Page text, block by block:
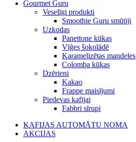
Gourmet Guru
Veselīgi produkti
Smoothie Guru smūtiji
Uzkodas
Panettone kūkas
Vīģes šokolādē
Karamelizētas mandeles
Colomba kūkas
Dzērieni
Kakao
Frappe maisījumi
Piedevas kafijai
Fabbri sīrupi
KAFIJAS AUTOMĀTU NOMA
AKCIJAS